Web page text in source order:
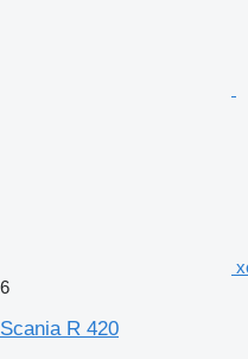
6
Scania R 420